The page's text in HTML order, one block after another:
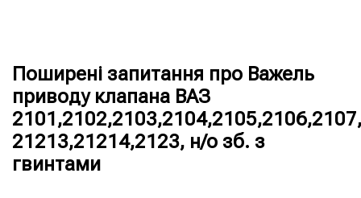
Поширені запитання про Важель
приводу клапана ВАЗ
2101,2102,2103,2104,2105,2106,2107,
21213,21214,2123, н/о зб. з
гвинтами